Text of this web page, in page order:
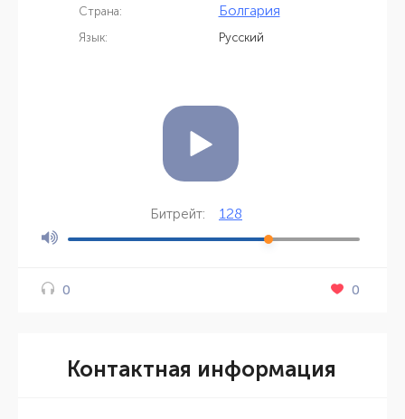
Страна: Болгария
Язык: Русский
Битрейт: 128
0 0
Контактная информация